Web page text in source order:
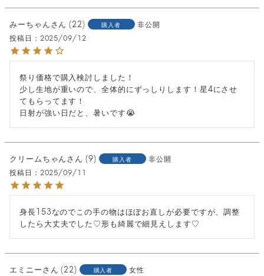
みーちゃん 22 購入者
非公開
投稿日
2025/09/12
祭り価格で購入検討しました！
少し生地が重いので、全体的にずっしりします！星4にさせ
てもらってます！
日射が強い日だと、暑いです😭
クリームちゃん 9 購入者
非公開
投稿日
2025/09/11
身長153なのでこの手の物はほぼお直しが必要ですが、調整
したら大丈夫でした♡形も綺麗で細見えします♡
エミニー 22 購入者
女性